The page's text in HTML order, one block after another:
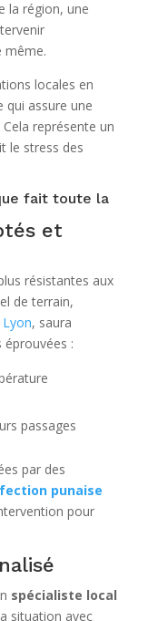
la région, une
même.
locales en
qui assure une
représente un
le stress des
fait toute la
et
résistantes aux
de terrain,
Lyon, saura
:
passages
par des
punaise
pour
spécialiste local
situation avec